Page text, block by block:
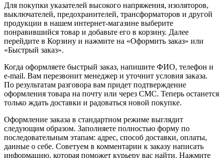
Для покупки указателей высокого напряжения, изоляторов,
выключателей, предохранителей, трансформаторов и другой
продукции в нашем интернет-магазине выберите
понравившийся товар и добавьте его в корзину. Далее
перейдите в Корзину и нажмите на «Оформить заказ» или
«Быстрый заказ».
Когда оформляете быстрый заказ, напишите ФИО, телефон и
e-mail. Вам перезвонит менеджер и уточнит условия заказа.
По результатам разговора вам придет подтверждение
оформления товара на почту или через СМС. Теперь останется
только ждать доставки и радоваться новой покупке.
Оформление заказа в стандартном режиме выглядит
следующим образом. Заполняете полностью форму по
последовательным этапам: адрес, способ доставки, оплаты,
данные о себе. Советуем в комментарии к заказу написать
информацию, которая поможет курьеру вас найти. Нажмите